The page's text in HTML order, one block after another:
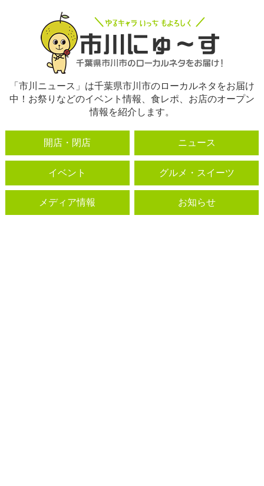
「市川ニュース」は千葉県市川市のローカルネタをお届け
中！お祭りなどのイベント情報、食レポ、お店のオープン
情報を紹介します。
開店・閉店 ニュース
イベント グルメ・スイーツ
メディア情報 お知らせ